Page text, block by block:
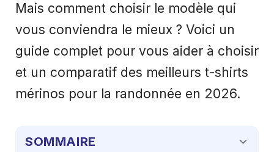
Mais comment choisir le modèle qui
vous conviendra le mieux ? Voici un
guide complet pour vous aider à choisir
et un comparatif des meilleurs t-shirts
mérinos pour la randonnée en 2026.
SOMMAIRE